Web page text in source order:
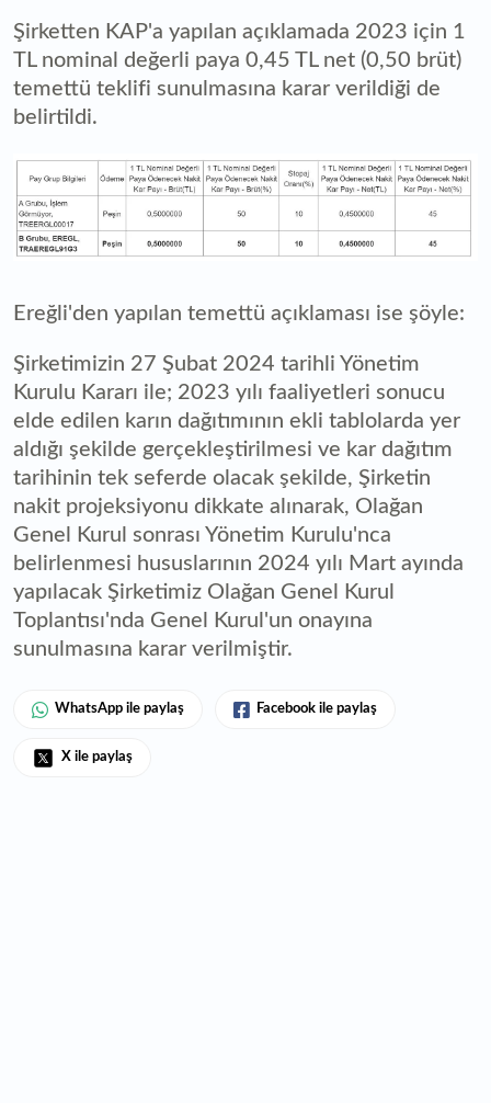
Şirketten KAP'a yapılan açıklamada 2023 için 1
TL nominal değerli paya 0,45 TL net (0,50 brüt)
temettü teklifi sunulmasına karar verildiği de
belirtildi.
Ereğli'den yapılan temettü açıklaması ise şöyle:
Şirketimizin 27 Şubat 2024 tarihli Yönetim
Kurulu Kararı ile; 2023 yılı faaliyetleri sonucu
elde edilen karın dağıtımının ekli tablolarda yer
aldığı şekilde gerçekleştirilmesi ve kar dağıtım
tarihinin tek seferde olacak şekilde, Şirketin
nakit projeksiyonu dikkate alınarak, Olağan
Genel Kurul sonrası Yönetim Kurulu'nca
belirlenmesi hususlarının 2024 yılı Mart ayında
yapılacak Şirketimiz Olağan Genel Kurul
Toplantısı'nda Genel Kurul'un onayına
sunulmasına karar verilmiştir.
WhatsApp ile paylaş Facebook ile paylaş
X ile paylaş